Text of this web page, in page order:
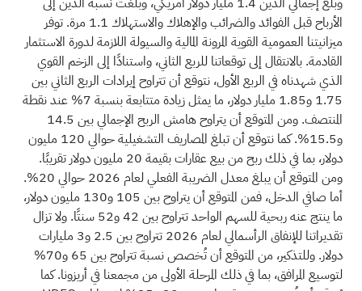
الأرباح قبل الفوائد والضرائب والإهلاك والاستهلاك 1.1 مرة. توفر
ميزانيتنا العمومية القوية المرونة المالية والسيولة اللازمة لدورة الاستثمار
القادمة. بالانتقال إلى توقعاتنا للربع الثاني، واستنادًا إلى الزخم القوي
الذي شهدناه في الربع الأول، نتوقع أن تتراوح إيرادات الربع الثاني بين
1.75 و1.85 مليار دولار، ما يمثل زيادة متتابعة بنسبة 7% عند نقطة
المنتصف. ومن المتوقع أن يتراوح هامش الربح الإجمالي بين 14.5
و15.5%. كما نتوقع أن تبلغ المصاريف التشغيلية حوالي 120 مليون
دولار، بما في ذلك ربح من بيع عقارات بقيمة 20 مليون دولار تقريبًا.
ومن المتوقع أن يبلغ معدل الضريبة الفعلي لعام 2026 حوالي 20%.
أما صافي الدخل، فمن المتوقع أن يتراوح بين 105 و130 مليون دولار،
ما ينتج عنه ربحية للسهم الواحد تتراوح بين 42 و52 سنتًا. ولا تزال
تقديراتنا للإنفاق الرأسمالي لعام 2026 تتراوح بين 2.5 و3 مليارات
دولار. وللتذكير، من المتوقع أن تُخصص نسبة تتراوح بين 65 و70%
لتوسيع المرافق، بما في ذلك المرحلة الأولى من مجمعنا في أريزونا. كما